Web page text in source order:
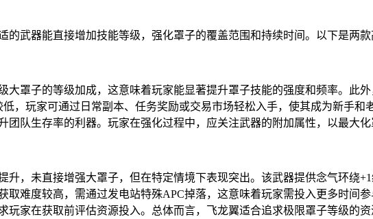
武器能直接增加技能等级，强化罩子的覆盖范围和持续时间。以下是两款
罩子的等级加成，这意味着玩家能显著提升罩子技能的强度和频率。此外
，玩家可通过日常副本、任务奖励或交易市场轻松入手，使其成为新手和
队生存率的利器。玩家在强化过程中，应关注武器的附加属性，以最大化
，未直接增强大罩子，但在特定情境下表现突出。该武器提供念气环绕
难度较高，需通过发电站特殊APC掉落，这意味着玩家需投入更多时间
家在获取前评估资源投入。总体而言，飞龙翼适合追求极限罩子等级的